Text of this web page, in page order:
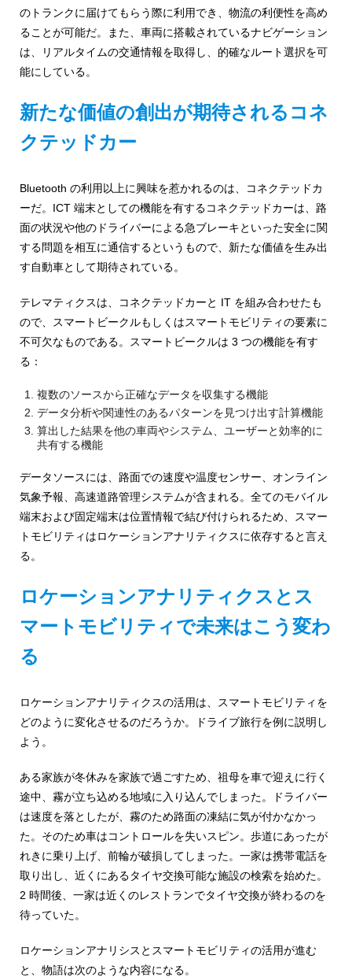
ャ
パ
のトランクに届けてもらう際に利用でき、物流の利便性を高め
ることが可能だ。また、車両に搭載されているナビゲーション
は、リアルタイムの交通情報を取得し、的確なルート選択を可
能にしている。
新たな価値の創出が期待されるコネ
クテッドカー
Bluetooth の利用以上に興味を惹かれるのは、コネクテッドカ
ーだ。ICT 端末としての機能を有するコネクテッドカーは、路
面の状況や他のドライバーによる急ブレーキといった安全に関
する問題を相互に通信するというもので、新たな価値を生み出
す自動車として期待されている。
テレマティクスは、コネクテッドカーと IT を組み合わせたも
ので、スマートビークルもしくはスマートモビリティの要素に
不可欠なものである。スマートビークルは 3 つの機能を有す
る：
複数のソースから正確なデータを収集する機能
データ分析や関連性のあるパターンを見つけ出す計算機能
算出した結果を他の車両やシステム、ユーザーと効率的に
共有する機能
データソースには、路面での速度や温度センサー、オンライン
気象予報、高速道路管理システムが含まれる。全てのモバイル
端末および固定端末は位置情報で結び付けられるため、スマー
トモビリティはロケーションアナリティクスに依存すると言え
る。
ロケーションアナリティクスとス
マートモビリティで未来はこう変わ
る
ロケーションアナリティクスの活用は、スマートモビリティを
どのように変化させるのだろうか。ドライブ旅行を例に説明し
よう。
ある家族が冬休みを家族で過ごすため、祖母を車で迎えに行く
途中、霧が立ち込める地域に入り込んでしまった。ドライバー
は速度を落としたが、霧のため路面の凍結に気が付かなかっ
た。そのため車はコントロールを失いスピン。歩道にあったが
れきに乗り上げ、前輪が破損してしまった。一家は携帯電話を
取り出し、近くにあるタイヤ交換可能な施設の検索を始めた。
2 時間後、一家は近くのレストランでタイヤ交換が終わるのを
待っていた。
ロケーションアナリシスとスマートモビリティの活用が進む
と、物語は次のような内容になる。